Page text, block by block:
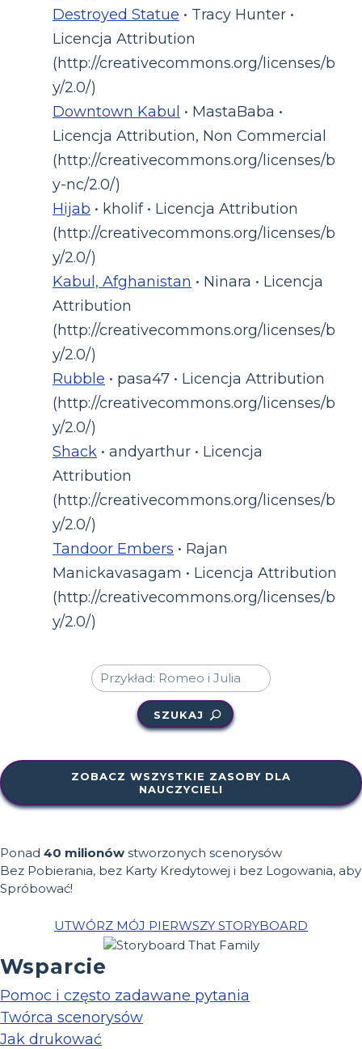
Destroyed Statue • Tracy Hunter •
Licencja Attribution
(http://creativecommons.org/licenses/b
y/2.0/)
Downtown Kabul • MastaBaba •
Licencja Attribution, Non Commercial
(http://creativecommons.org/licenses/b
y-nc/2.0/)
Hijab • kholif • Licencja Attribution
(http://creativecommons.org/licenses/b
y/2.0/)
Kabul, Afghanistan • Ninara • Licencja
Attribution
(http://creativecommons.org/licenses/b
y/2.0/)
Rubble • pasa47 • Licencja Attribution
(http://creativecommons.org/licenses/b
y/2.0/)
Shack • andyarthur • Licencja
Attribution
(http://creativecommons.org/licenses/b
y/2.0/)
Tandoor Embers • Rajan
Manickavasagam • Licencja Attribution
(http://creativecommons.org/licenses/b
y/2.0/)
SZUKAJ
ZOBACZ WSZYSTKIE ZASOBY DLA
NAUCZYCIELI
Ponad 40 milionów stworzonych scenorysów
Bez Pobierania, bez Karty Kredytowej i bez Logowania, aby
Spróbować!
UTWÓRZ MÓJ PIERWSZY STORYBOARD
Wsparcie
Pomoc i często zadawane pytania
Twórca scenorysów
Jak drukować